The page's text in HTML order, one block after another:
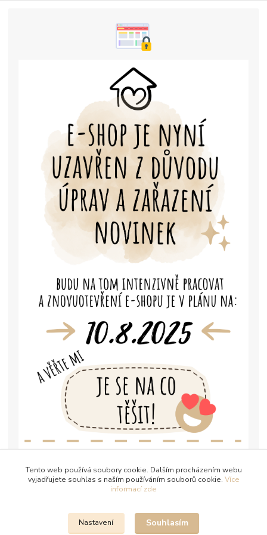
Tento web používá soubory cookie. Dalším procházením webu
vyjadřujete souhlas s naším používáním souborů cookie. Více
informací zde
Nastavení Souhlasím